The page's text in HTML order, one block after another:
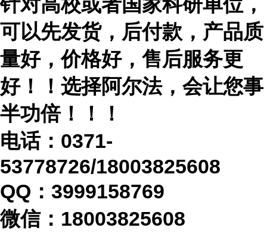
可以先发货，后付款，产品质
量好，价格好，售后服务更
好！！选择阿尔法，会让您事
半功倍！！！
电话： 0371-
53778726/18003825608
QQ：3999158769
微信： 18003825608